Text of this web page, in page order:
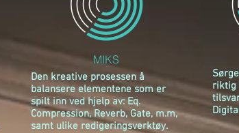
MIKS
Den kreative prosessen å
balansere elementene som er
spilt inn ved hjelp av: Eq.
Compression, Reverb, Gate, m.m,
samt ulike redigeringsverktøy.
riktig